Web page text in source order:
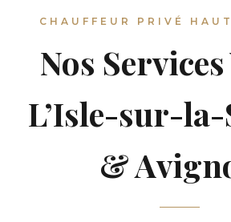
CHAUFFEUR PRIVÉ
Nos
L’Isle-sur-
&